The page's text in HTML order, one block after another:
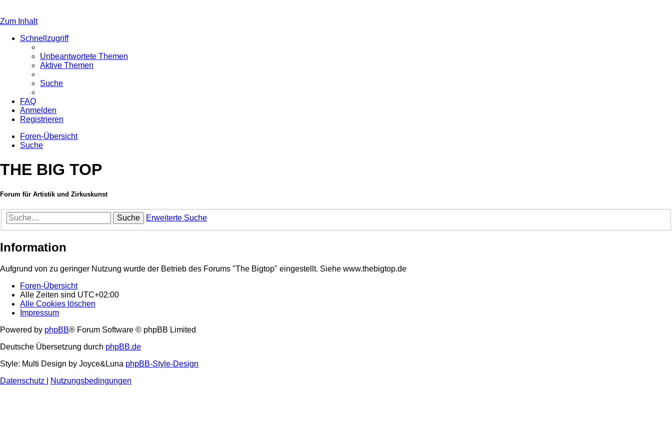
Zum Inhalt
Schnellzugriff
Unbeantwortete Themen
Aktive Themen
Suche
FAQ
Anmelden
Registrieren
Foren-Übersicht
Suche
THE BIG TOP
Forum für Artistik und Zirkuskunst
Suche Erweiterte Suche
Information
Aufgrund von zu geringer Nutzung wurde der Betrieb des Forums "The Bigtop" eingestellt. Siehe www.thebigtop.de
Foren-Übersicht
Alle Zeiten sind UTC+02:00
Alle Cookies löschen
Impressum
Powered by phpBB® Forum Software © phpBB Limited
Deutsche Übersetzung durch phpBB.de
Style: Multi Design by Joyce&Luna phpBB-Style-Design
Datenschutz
Nutzungsbedingungen